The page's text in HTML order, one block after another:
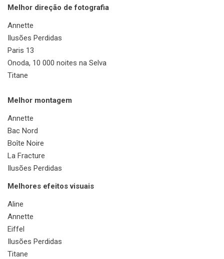
Melhor direção de fotografia
Annette
Ilusões Perdidas
Paris 13
Onoda, 10 000 noites na Selva
Titane
Melhor montagem
Annette
Bac Nord
Boîte Noire
La Fracture
Ilusões Perdidas
Melhores efeitos visuais
Aline
Annette
Eiffel
Ilusões Perdidas
Titane